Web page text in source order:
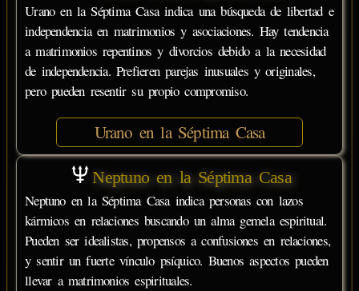
Urano en la Séptima Casa indica una búsqueda de libertad e
independencia en matrimonios y asociaciones. Hay tendencia
a matrimonios repentinos y divorcios debido a la necesidad
de independencia. Prefieren parejas inusuales y originales,
pero pueden resentir su propio compromiso.
Urano en la Séptima Casa
Neptuno en la Séptima Casa
Neptuno en la Séptima Casa indica personas con lazos
kármicos en relaciones buscando un alma gemela espiritual.
Pueden ser idealistas, propensos a confusiones en relaciones,
y sentir un fuerte vínculo psíquico. Buenos aspectos pueden
llevar a matrimonios espirituales.